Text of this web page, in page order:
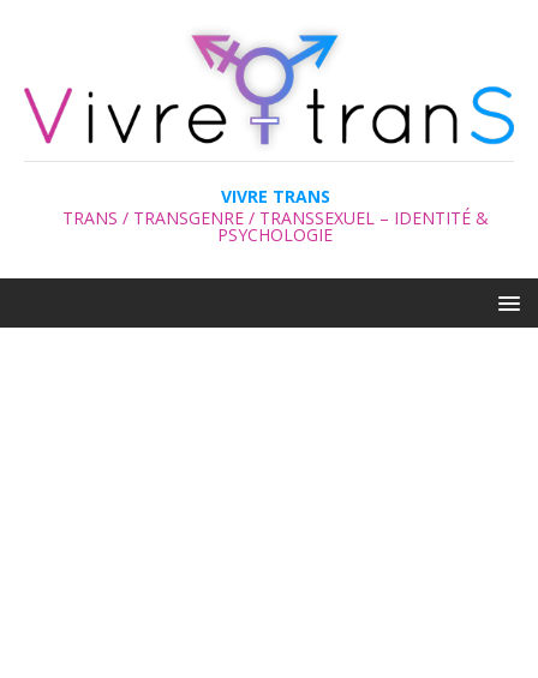
VIVRE TRANS
TRANS / TRANSGENRE / TRANSSEXUEL – IDENTITÉ &
PSYCHOLOGIE